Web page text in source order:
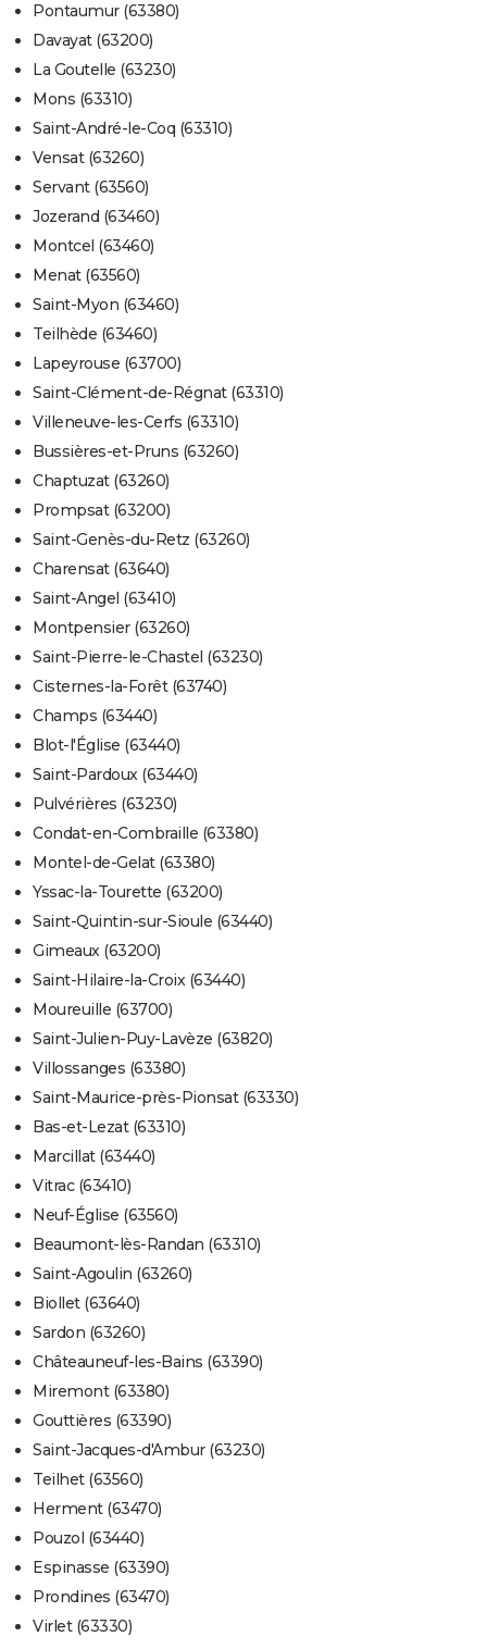
Pontaumur (63380)
Davayat (63200)
La Goutelle (63230)
Mons (63310)
Saint-André-le-Coq (63310)
Vensat (63260)
Servant (63560)
Jozerand (63460)
Montcel (63460)
Menat (63560)
Saint-Myon (63460)
Teilhède (63460)
Lapeyrouse (63700)
Saint-Clément-de-Régnat (63310)
Villeneuve-les-Cerfs (63310)
Bussières-et-Pruns (63260)
Chaptuzat (63260)
Prompsat (63200)
Saint-Genès-du-Retz (63260)
Charensat (63640)
Saint-Angel (63410)
Montpensier (63260)
Saint-Pierre-le-Chastel (63230)
Cisternes-la-Forêt (63740)
Champs (63440)
Blot-l'Église (63440)
Saint-Pardoux (63440)
Pulvérières (63230)
Condat-en-Combraille (63380)
Montel-de-Gelat (63380)
Yssac-la-Tourette (63200)
Saint-Quintin-sur-Sioule (63440)
Gimeaux (63200)
Saint-Hilaire-la-Croix (63440)
Moureuille (63700)
Saint-Julien-Puy-Lavèze (63820)
Villossanges (63380)
Saint-Maurice-près-Pionsat (63330)
Bas-et-Lezat (63310)
Marcillat (63440)
Vitrac (63410)
Neuf-Église (63560)
Beaumont-lès-Randan (63310)
Saint-Agoulin (63260)
Biollet (63640)
Sardon (63260)
Châteauneuf-les-Bains (63390)
Miremont (63380)
Gouttières (63390)
Saint-Jacques-d'Ambur (63230)
Teilhet (63560)
Herment (63470)
Pouzol (63440)
Espinasse (63390)
Prondines (63470)
Virlet (63330)